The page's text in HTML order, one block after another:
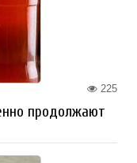
225
продолжают